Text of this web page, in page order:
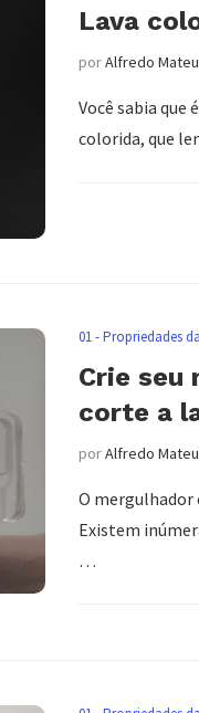
Lava
porAlfredo
Você sabia que
colorida, que
01 - Propriedades
Crie seu
corte a
porAlfredo
O mergulhador
Existem
…